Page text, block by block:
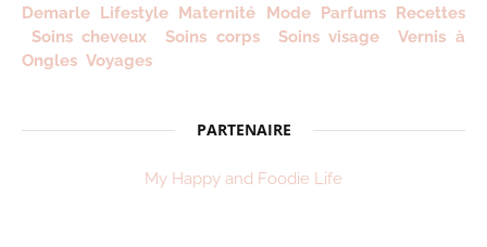
Demarle Lifestyle Maternité Mode Parfums Recettes
Soins cheveux
Soins corps Soins visage
Vernis à
Ongles Voyages
PARTENAIRE
My Happy and Foodie Life